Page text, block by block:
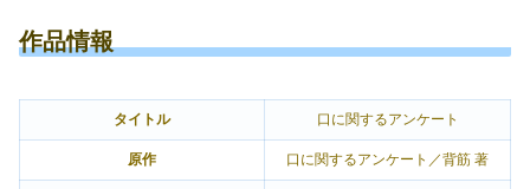
作品情報
タイトル 口に関するアンケート
原作 口に関するアンケート／背筋 著